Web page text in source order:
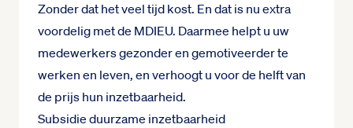
Zonder dat het veel tijd kost. En dat is nu extra
voordelig met de MDIEU. Daarmee helpt u uw
medewerkers gezonder en gemotiveerder te
werken en leven, en verhoogt u voor de helft van
de prijs hun inzetbaarheid.
Subsidie duurzame inzetbaarheid